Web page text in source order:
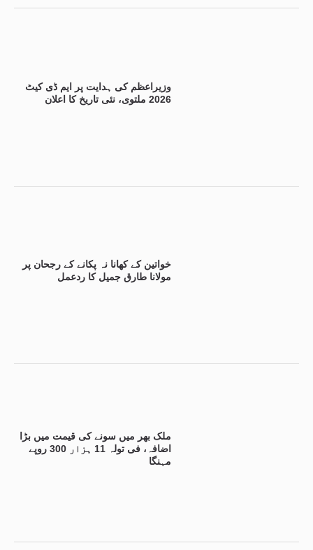
وزیراعظم کی ہدایت پر ایم ڈی کیٹ
2026 ملتوی، نئی تاریخ کا اعلان
خواتین کے کھانا نہ پکانے کے رجحان پر
مولانا طارق جمیل کا ردعمل
ملک بھر میں سونے کی قیمت میں بڑا
اضافہ، فی تولہ 11 ہزار 300 روپے
مہنگا